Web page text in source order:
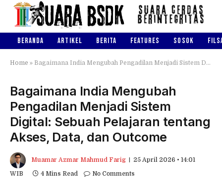
BERANDA ARTIKEL BERITA FEATURES SOSOK
Home » Bagaimana India Mengubah Pengadilan Menjadi Sistem Digital: Sebuah Pelajaran tentang Akses, Data, dan Outcome
Bagaimana India Mengubah
Pengadilan Menjadi Sistem
Digital: Sebuah Pelajaran tentang
Akses, Data, dan Outcome
Muamar Azmar Mahmud Farig
25 April 2026 • 14:01
WIB
4 Mins Read No Comments